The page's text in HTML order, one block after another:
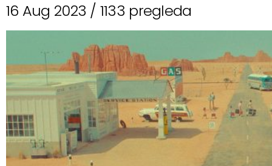
16 Aug 2023 / 1133 pregleda